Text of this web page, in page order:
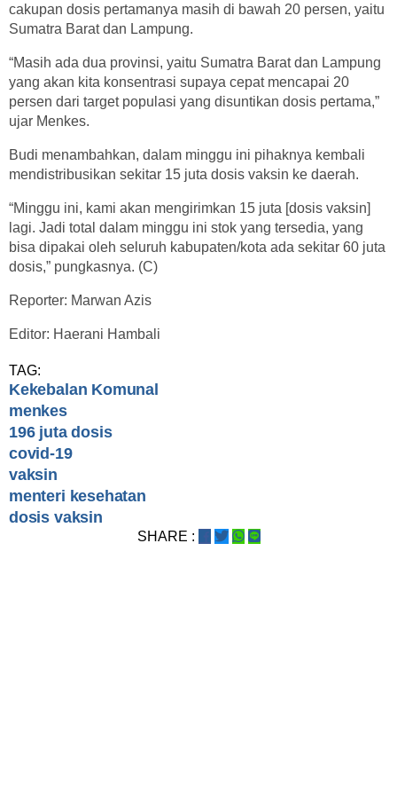
cakupan dosis pertamanya masih di bawah 20 persen, yaitu
Sumatra Barat dan Lampung.
“Masih ada dua provinsi, yaitu Sumatra Barat dan Lampung
yang akan kita konsentrasi supaya cepat mencapai 20
persen dari target populasi yang disuntikan dosis pertama,”
ujar Menkes.
Budi menambahkan, dalam minggu ini pihaknya kembali
mendistribusikan sekitar 15 juta dosis vaksin ke daerah.
“Minggu ini, kami akan mengirimkan 15 juta [dosis vaksin]
lagi. Jadi total dalam minggu ini stok yang tersedia, yang
bisa dipakai oleh seluruh kabupaten/kota ada sekitar 60 juta
dosis,” pungkasnya. (C)
Reporter: Marwan Azis
Editor: Haerani Hambali
TAG:
Kekebalan Komunal
menkes
196 juta dosis
covid-19
vaksin
menteri kesehatan
dosis vaksin
SHARE :